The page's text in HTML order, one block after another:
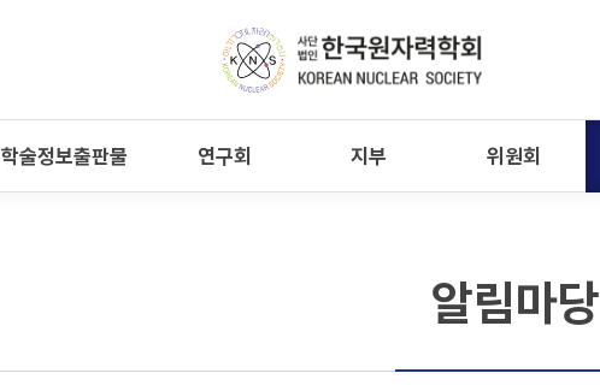
학술정보출판물 연구회 지부 위원회
알림마당